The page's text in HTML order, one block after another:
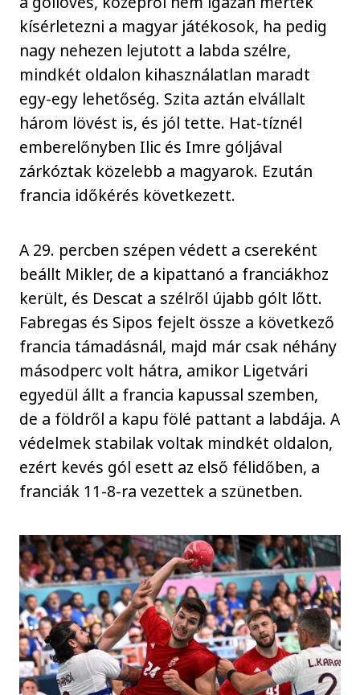
kísérletezni a magyar játékosok, ha pedig
nagy nehezen lejutott a labda szélre,
mindkét oldalon kihasználatlan maradt
egy-egy lehetőség. Szita aztán elvállalt
három lövést is, és jól tette. Hat-tíznél
emberelőnyben Ilic és Imre góljával
zárkóztak közelebb a magyarok. Ezután
francia időkérés következett.
A 29. percben szépen védett a csereként
beállt Mikler, de a kipattanó a franciákhoz
került, és Descat a szélről újabb gólt lőtt.
Fabregas és Sipos fejelt össze a következő
francia támadásnál, majd már csak néhány
másodperc volt hátra, amikor Ligetvári
egyedül állt a francia kapussal szemben,
de a földről a kapu fölé pattant a labdája. A
védelmek stabilak voltak mindkét oldalon,
ezért kevés gól esett az első félidőben, a
franciák 11-8-ra vezettek a szünetben.